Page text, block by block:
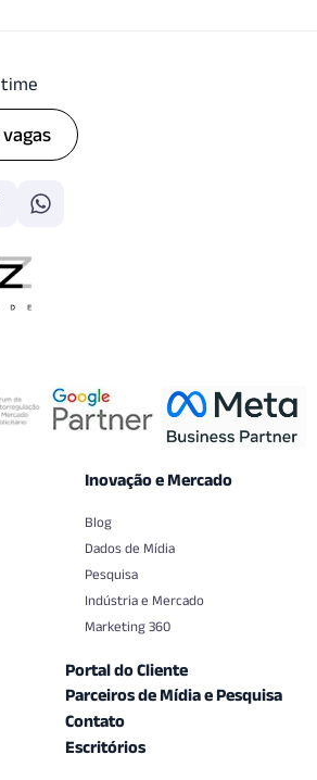
time
Inovação e Mercado
Blog
Dados de Mídia
Pesquisa
Indústria e Mercado
Marketing 360
Portal do Cliente
Parceiros de Mídia e Pesquisa
Contato
Escritórios